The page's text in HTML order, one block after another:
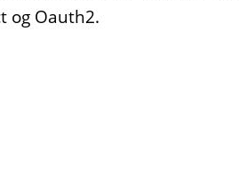
og Oauth2.